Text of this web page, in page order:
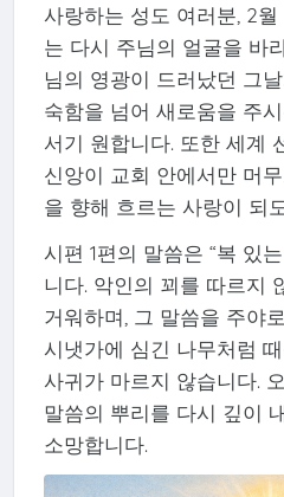
사랑하는 성도 여러분, 2
는 다시 주님의 얼굴을 바
님의 영광이 드러났던 그
숙함을 넘어 새로움을 주
서기 원합니다. 또한 세계
신앙이 교회 안에서만 머
을 향해 흐르는 사랑이 되
시편 1편의 말씀은 “복 있
니다. 악인의 꾀를 따르지
거워하며, 그 말씀을 주야
시냇가에 심긴 나무처럼
사귀가 마르지 않습니다.
말씀의 뿌리를 다시 깊이
소망합니다.